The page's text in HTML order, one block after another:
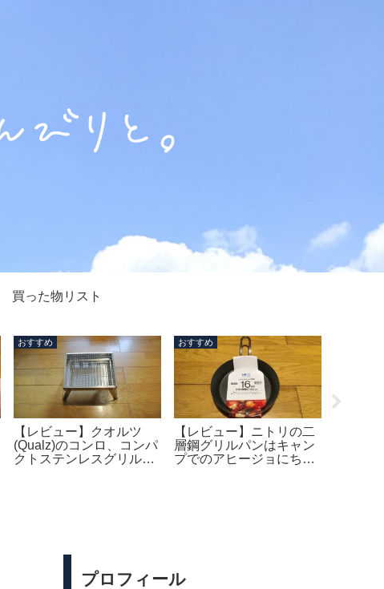
買った物リスト
おすすめ
【レビュー】クオルツ
(Qualz)のコンロ、コンパ
クトステンレスグリルは
おすすめ
【レビュー】ニトリの二
層鋼グリルパンはキャン
プでのアヒージョにちょ
プロフィール